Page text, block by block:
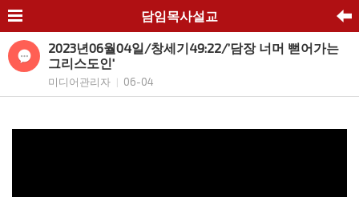
담임목사설교
2023년06월04일/창세기49:22/’담장 너머 뻗어가는
그리스도인'
미디어관리자 06-04